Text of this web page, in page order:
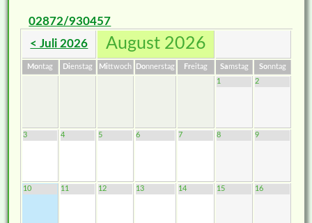
02872/930457
< Juli 2026 August 2026
Montag Dienstag Mi ttwoch Donnerstag Freitag Samstag Sonntag
1
2
3 4 5 6 7 8 9
10 11 12 13 14 15 16